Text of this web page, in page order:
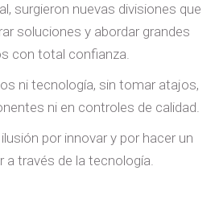
surgieron nuevas divisiones que
soluciones y abordar grandes
con total confianza.
ni tecnología, sin tomar atajos,
ni en controles de calidad.
por innovar y por hacer un
a través de la tecnología.